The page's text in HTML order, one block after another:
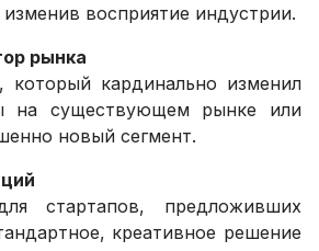
восприятие индустрии.
рынка
который кардинально изменил
на существующем рынке или
новый сегмент.
стартапов, предложивших
креативное решение